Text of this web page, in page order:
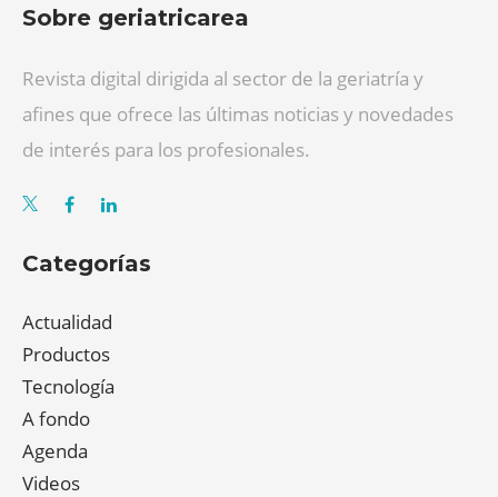
Sobre geriatricarea
Revista digital dirigida al sector de la geriatría y
afines que ofrece las últimas noticias y novedades
de interés para los profesionales.
Categorías
Actualidad
Productos
Tecnología
A fondo
Agenda
Videos